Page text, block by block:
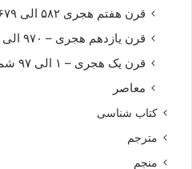
قرن هفتم هجری ۵۸۲ الی ۶۷۹ شمسی
قرن یازدهم هجری – ۹۷۰ الی ۱۰۶۷ شمسی
قرن یک هجری – ۱ الی ۹۷ شمسی –
معاصر
کتاب شناسی
مترجم
منجم